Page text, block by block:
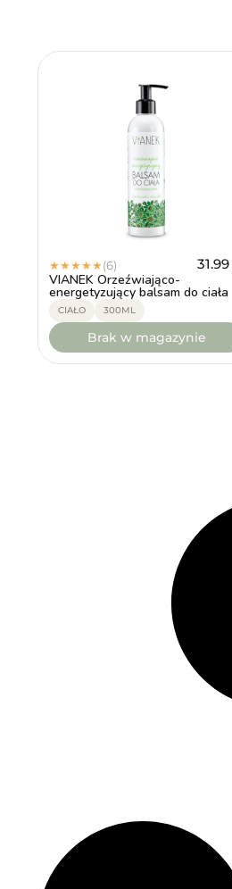
★★★★★(6) 31.99
VIANEK Orzeźwiająco-
energetyzujący balsam do ciała
CIAŁO 300ML
Brak w magazynie